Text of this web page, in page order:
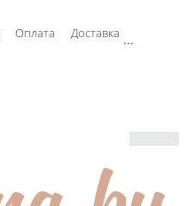
Оплата Доставка ...